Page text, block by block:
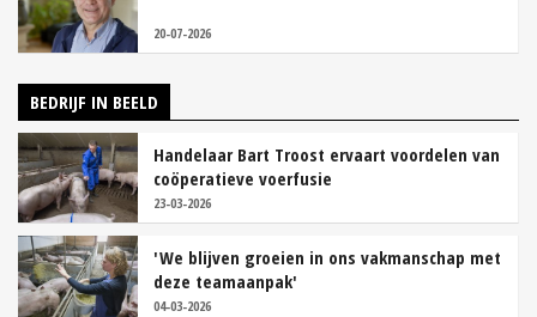
20-07-2026
BEDRIJF IN BEELD
Handelaar Bart Troost ervaart voordelen van
coöperatieve voerfusie
23-03-2026
'We blijven groeien in ons vakmanschap met
deze teamaanpak'
04-03-2026